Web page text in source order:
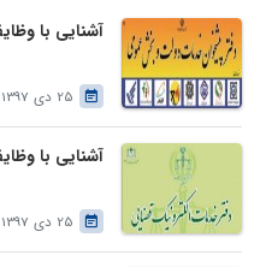
آشنایی با
25 دی 1397
آشنایی با
25 دی 1397